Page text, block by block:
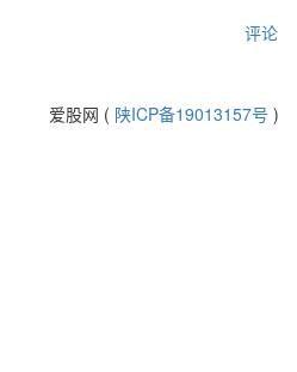
评论
爱股网 ( 陕ICP备19013157号 )